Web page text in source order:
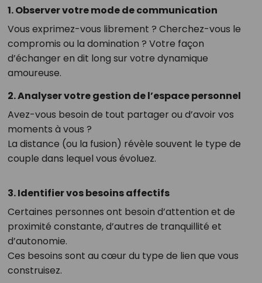
1. Observer votre mode de communication
Vous exprimez-vous librement ? Cherchez-vous le
compromis ou la domination ? Votre façon
d’échanger en dit long sur votre dynamique
amoureuse.
2. Analyser votre gestion de l’espace personnel
Avez-vous besoin de tout partager ou d’avoir vos
moments à vous ?
La distance (ou la fusion) révèle souvent le type de
couple dans lequel vous évoluez.
3. Identifier vos besoins affectifs
Certaines personnes ont besoin d’attention et de
proximité constante, d’autres de tranquillité et
d’autonomie.
Ces besoins sont au cœur du type de lien que vous
construisez.